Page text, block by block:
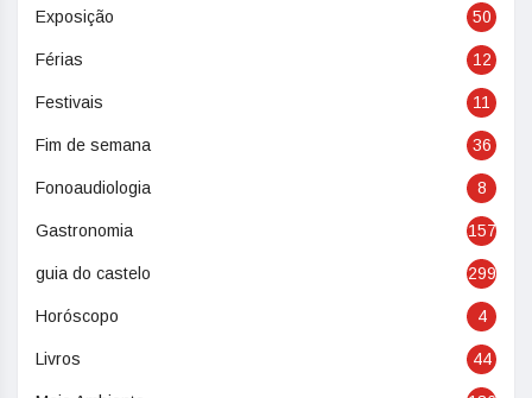
Exposição 50
Férias 12
Festivais 11
Fim de semana 36
Fonoaudiologia 8
Gastronomia 157
guia do castelo 299
Horóscopo 4
Livros 44